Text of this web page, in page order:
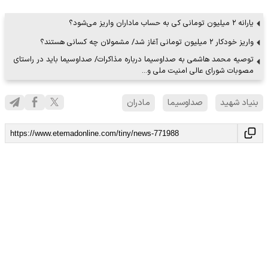
یارانه ۲ میلیون تومانی کی به حساب ماداران واریز می‌شود؟
واریز خودکار ۲ میلیون تومانی آغاز شد/ مشمولان چه کسانی هستند؟
توصیه محمد هاشمی به صداوسیما درباره مذاکرات/ صداوسیما باید در راستای
مصوبات شورای عالی امنیت ملی و…
بنیاد شهید صداوسیما مادران